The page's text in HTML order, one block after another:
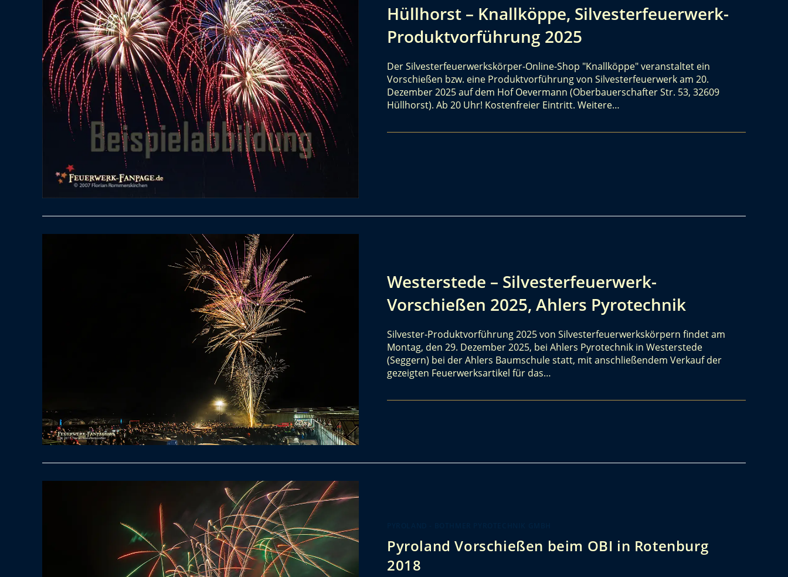
Hüllhorst – Knallköppe, Silvesterfeuerwerk-
Produktvorführung 2025
Der Silvesterfeuerwerkskörper-Online-Shop "Knallköppe" veranstaltet ein
Vorschießen bzw. eine Produktvorführung von Silvesterfeuerwerk am 20.
Dezember 2025 auf dem Hof Oevermann (Oberbauerschafter Str. 53, 32609
Hüllhorst). Ab 20 Uhr! Kostenfreier Eintritt. Weitere…
Westerstede – Silvesterfeuerwerk-
Vorschießen 2025, Ahlers Pyrotechnik
Silvester-Produktvorführung 2025 von Silvesterfeuerwerkskörpern findet am
Montag, den 29. Dezember 2025, bei Ahlers Pyrotechnik in Westerstede
(Seggern) bei der Ahlers Baumschule statt, mit anschließendem Verkauf der
gezeigten Feuerwerksartikel für das…
Pyroland Vorschießen beim OBI in Rotenburg
2018